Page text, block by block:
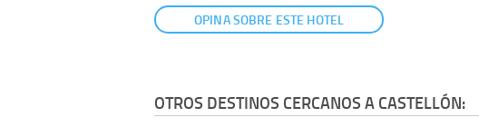
OPINA SOBRE ESTE HOTEL
OTROS DESTINOS CERCANOS A CASTELLÓN: